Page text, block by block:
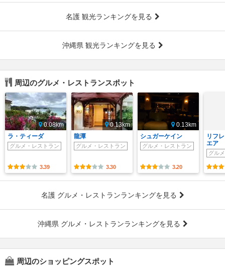
名護 観光ランキングを見る
沖縄県 観光ランキングを見る
周辺のグルメ・レストランスポット
0.08km
ラ・ティーダ
グルメ・レストラン
3.39
0.13km
龍潭
グルメ・レストラン
3.30
0.13km
シュガーケイン
グルメ・レストラン
3.20
リフ
エア
グル
名護 グルメ・レストランランキングを見る
沖縄県 グルメ・レストランランキングを見る
周辺のショッピングスポット